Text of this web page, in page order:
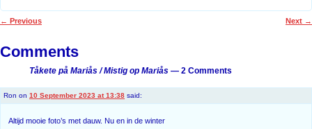
← Previous Next →
Comments
Tåkete på Mariås / Mistig op Mariås — 2 Comments
Ron on 10 September 2023 at 13:38 said:
Altijd mooie foto’s met dauw. Nu en in de winter